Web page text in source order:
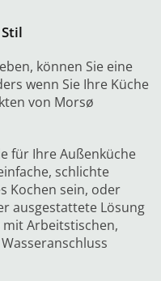
können Sie eine
wenn Sie Ihre Küche
von Morsø
für Ihre Außenküche
schlichte
Kochen sein, oder
ausgestattete Lösung
Arbeitstischen,